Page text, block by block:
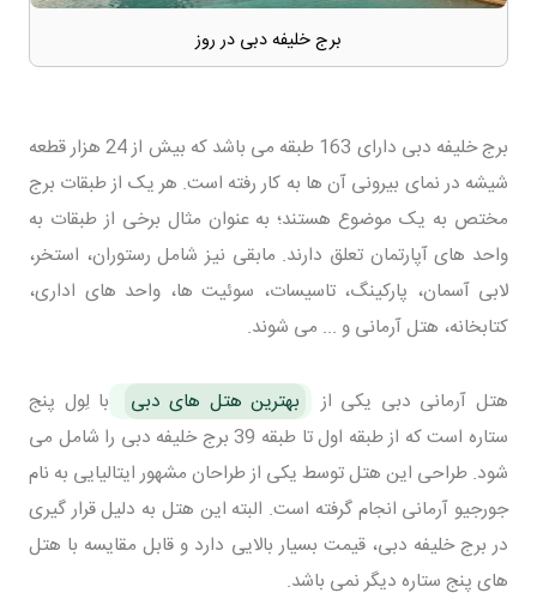
برج خلیفه دبی در روز
برج خلیفه دبی دارای 163 طبقه می باشد که بیش از 24 هزار قطعه
شیشه در نمای بیرونی آن ها به کار رفته است. هر یک از طبقات برج
مختص به یک موضوع هستند؛ به عنوان مثال برخی از طبقات به
واحد های آپارتمان تعلق دارند. مابقی نیز شامل رستوران، استخر،
لابی آسمان، پارکینگ، تاسیسات، سوئیت ها، واحد های اداری،
کتابخانه، هتل آرمانی و ... می شوند.
هتل آرمانی دبی یکی از بهترین هتل های دبی
با لِول پنج
ستاره است که از طبقه اول تا طبقه 39 برج خلیفه دبی را شامل می
شود. طراحی این هتل توسط یکی از طراحان مشهور ایتالیایی به نام
جورجیو آرمانی انجام گرفته است. البته این هتل به دلیل قرار گیری
در برج خلیفه دبی، قیمت بسیار بالایی دارد و قابل مقایسه با هتل
های پنج ستاره دیگر نمی باشد.